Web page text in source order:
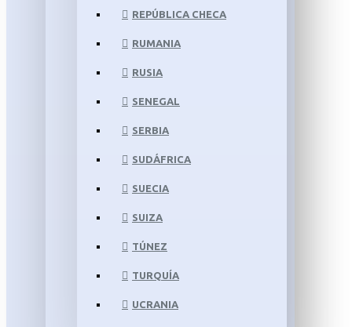
REPÚBLICA CHECA
RUMANIA
RUSIA
SENEGAL
SERBIA
SUDÁFRICA
SUECIA
SUIZA
TÚNEZ
TURQUÍA
UCRANIA